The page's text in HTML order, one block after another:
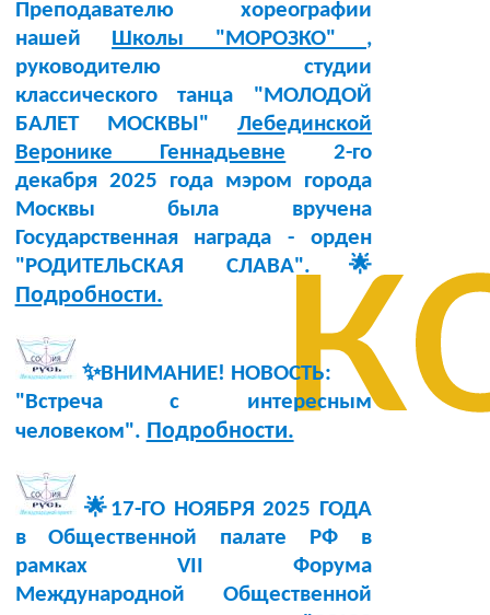
Преподавателю хореографии
нашей Школы "МОРОЗКО" ,
руководителю студии
классического танца "МОЛОДОЙ
БАЛЕТ МОСКВЫ" Лебединской
Веронике Геннадьевне 2-го
декабря 2025 года мэром города
Москвы была вручена
Государственная награда - орден
"РОДИТЕЛЬСКАЯ СЛАВА".🌟
Подробности.
✨ВНИМАНИЕ! НОВОСТЬ:
"Встреча с интересным
человеком". Подробности.
🌟17-ГО НОЯБРЯ 2025 ГОДА
в Общественной палате РФ в
рамках VII Форума
Международной Общественной